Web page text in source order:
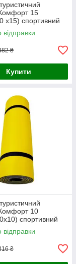
15
х15) спортивний
для туризма
відправки
₴
Купити
10
спортивний
для туризма
відправки
₴